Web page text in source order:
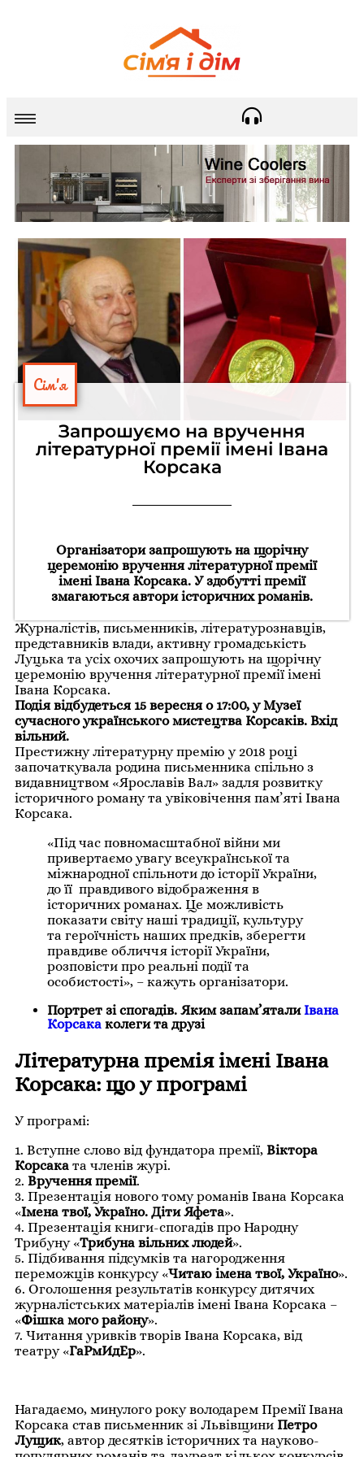
Сім'я
Запрошуємо на вручення
літературної премії імені Івана
Корсака
Організатори запрошують на щорічну
церемонію вручення літературної премії
імені Івана Корсака. У здобутті премії
змагаються автори історичних романів.
Журналістів, письменників, літературознавців,
представників влади, активну громадськість
Луцька та усіх охочих запрошують на щорічну
церемонію вручення літературної премії імені
Івана Корсака.
Подія відбудеться 15 вересня о 17:00, у Музеї
сучасного українського мистецтва Корсаків. Вхід
вільний.
Престижну літературну премію у 2018 році
започаткувала родина письменника спільно з
видавництвом «Ярославів Вал» задля розвитку
історичного роману та увіковічення пам’яті Івана
Корсака.
«Під час повномасштабної війни ми
привертаємо увагу всеукраїнської та
міжнародної спільноти до історії України,
до її правдивого відображення в
історичних романах. Це можливість
показати світу наші традиції, культуру
та героїчність наших предків, зберегти
правдиве обличчя історії України,
розповісти про реальні події та
особистості», – кажуть організатори.
Портрет зі спогадів. Яким запам’яталиІвана
Корсака колеги та друзі
Літературна премія імені Івана
Корсака: що у програмі
У програмі:
1. Вступне слово від фундатора премії, Віктора
Корсака та членів журі.
2. Вручення премії.
3. Презентація нового тому романів Івана Корсака
«Імена твої, Україно. Діти Яфета».
4. Презентація книги-спогадів про Народну
Трибуну «Трибуна вільних людей».
5. Підбивання підсумків та нагородження
переможців конкурсу «Читаю імена твої, Україно».
6. Оголошення результатів конкурсу дитячих
журналістських матеріалів імені Івана Корсака –
«Фішка мого району».
7. Читання уривків творів Івана Корсака, від
театру «ГаРмИдЕр».
Нагадаємо, минулого року володарем Премії Івана
Корсака став письменник зі Львівщини Петро
Лущик, автор десятків історичних та науково-